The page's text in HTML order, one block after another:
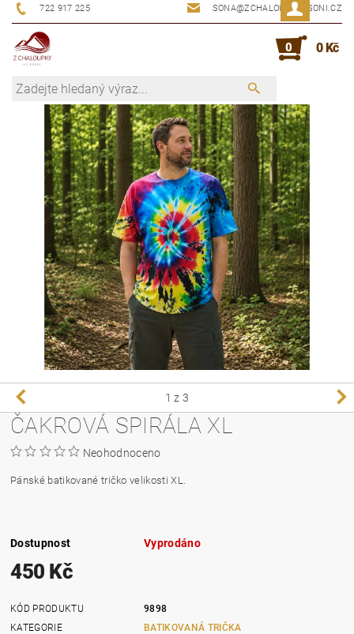
722 917 225 SONA@ZCHALOUPKYUSONI.CZ
0 0 Kč
1 z 3
ČAKROVÁ SPIRÁLA XL
Neohodnoceno
Pánské batikované tričko velikosti XL.
Dostupnost Vyprodáno
450 Kč
KÓD PRODUKTU
9898
KATEGORIE
BATIKOVANÁ TRIČKA